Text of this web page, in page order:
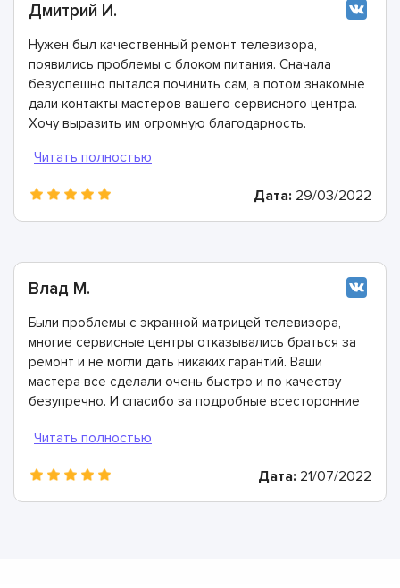
Дмитрий И.
Нужен был качественный ремонт телевизора,
появились проблемы с блоком питания. Сначала
безуспешно пытался починить сам, а потом знакомые
дали контакты мастеров вашего сервисного центра.
Хочу выразить им огромную благодарность.
Дата: 29/03/2022
Влад М.
Были проблемы с экранной матрицей телевизора,
многие сервисные центры отказывались браться за
ремонт и не могли дать никаких гарантий. Ваши
мастера все сделали очень быстро и по качеству
безупречно. И спасибо за подробные всесторонние
Дата: 21/07/2022